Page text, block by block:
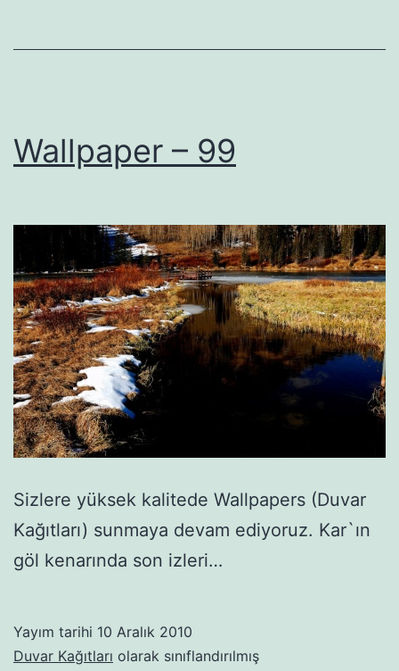
Wallpaper – 99
Sizlere yüksek kalitede Wallpapers (Duvar
Kağıtları) sunmaya devam ediyoruz. Kar`ın
göl kenarında son izleri…
Yayım tarihi 10 Aralık 2010
Duvar Kağıtları olarak sınıflandırılmış